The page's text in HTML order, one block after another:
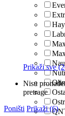
Prikaži sve
Nisu
pretrage
Poništi Prikaži (6)